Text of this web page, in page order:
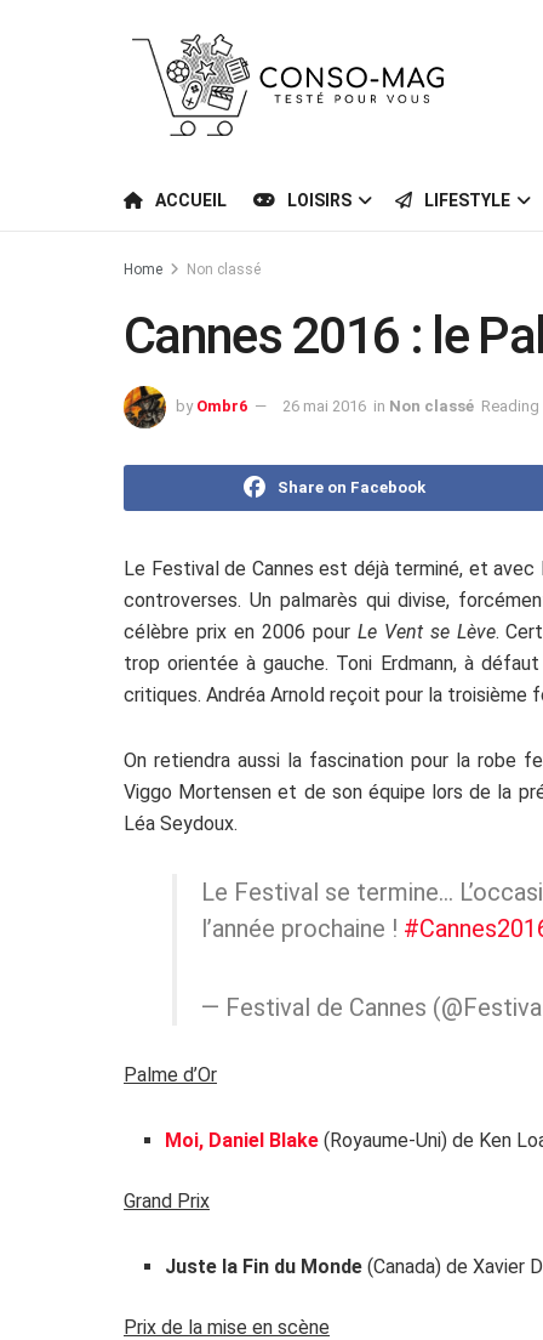
ACCUEIL LOISIRS LIFESTYLE
Home Non classé
Cannes 2016 : le
by Ombr6 26 mai 2016 in Non classé
Share on Facebook
Le Festival de Cannes est déjà terminé, et
controverses. Un palmarès qui divise,
célèbre prix en 2006 pour Le Vent se Lève.
trop orientée à gauche. Toni Erdmann, à
critiques. Andréa Arnold reçoit pour la troisième
On retiendra aussi la fascination pour la robe
Viggo Mortensen et de son équipe lors de la
Léa Seydoux.
Le Festival se termine…
l’année prochaine !
— Festival de Cannes
Palme d’Or
Moi, Daniel Blake (Royaume-Uni) de Ken
Grand Prix
Juste la Fin du Monde(Canada) de Xavier
Prix de la mise en scène